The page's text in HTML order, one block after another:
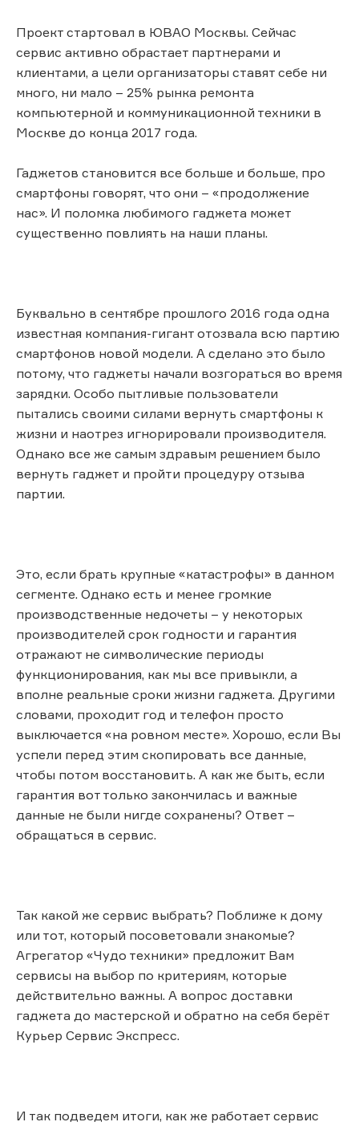
Проект стартовал в ЮВАО Москвы. Сейчас
сервис активно обрастает партнерами и
клиентами, а цели организаторы ставят себе ни
много, ни мало – 25% рынка ремонта
компьютерной и коммуникационной техники в
Москве до конца 2017 года.
Гаджетов становится все больше и больше, про
смартфоны говорят, что они – «продолжение
нас». И поломка любимого гаджета может
существенно повлиять на наши планы.
Буквально в сентябре прошлого 2016 года одна
известная компания-гигант отозвала всю партию
смартфонов новой модели. А сделано это было
потому, что гаджеты начали возгораться во время
зарядки. Особо пытливые пользователи
пытались своими силами вернуть смартфоны к
жизни и наотрез игнорировали производителя.
Однако все же самым здравым решением было
вернуть гаджет и пройти процедуру отзыва
партии.
Это, если брать крупные «катастрофы» в данном
сегменте. Однако есть и менее громкие
производственные недочеты – у некоторых
производителей срок годности и гарантия
отражают не символические периоды
функционирования, как мы все привыкли, а
вполне реальные сроки жизни гаджета. Другими
словами, проходит год и телефон просто
выключается «на ровном месте». Хорошо, если Вы
успели перед этим скопировать все данные,
чтобы потом восстановить. А как же быть, если
гарантия вот только закончилась и важные
данные не были нигде сохранены? Ответ –
обращаться в сервис.
Так какой же сервис выбрать? Поближе к дому
или тот, который посоветовали знакомые?
Агрегатор «Чудо техники» предложит Вам
сервисы на выбор по критериям, которые
действительно важны. А вопрос доставки
гаджета до мастерской и обратно на себя берёт
Курьер Сервис Экспресс.
И так подведем итоги, как же работает сервис